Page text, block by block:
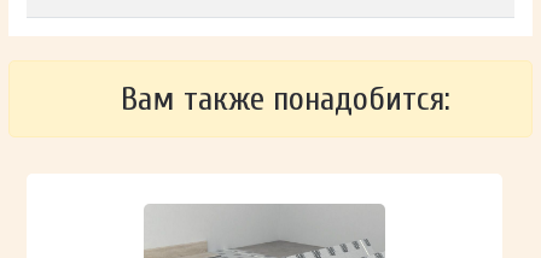
Вам также понадобится: